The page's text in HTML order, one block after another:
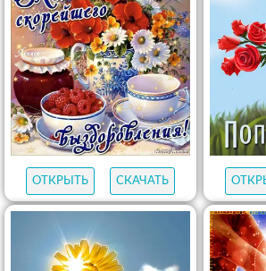
ОТКРЫТЬ СКАЧАТЬ